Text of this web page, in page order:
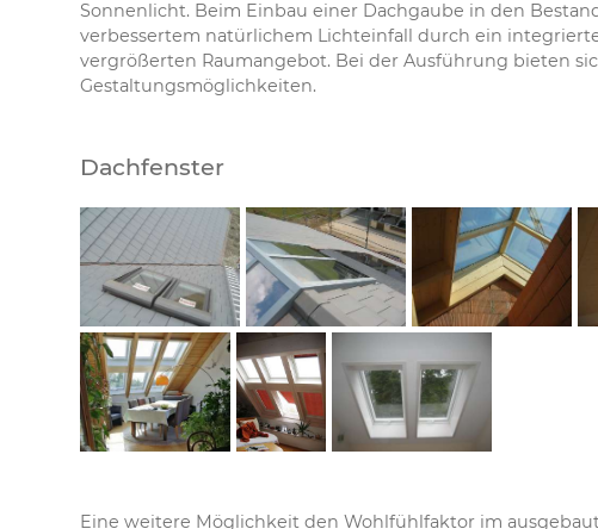
Sonnenlicht. Beim Einbau einer Dachgaube in den
verbessertem natürlichem Lichteinfall durch ein
vergrößerten Raumangebot. Bei der Ausführung bieten
Gestaltungsmöglichkeiten.
Dachfenster
Eine weitere Möglichkeit den Wohlfühlfaktor im